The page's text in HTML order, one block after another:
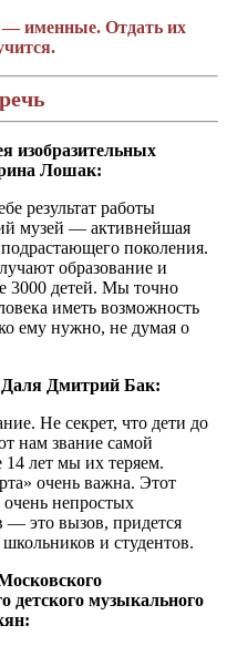
— именные. Отдать их
изобразительных
Лошак:
результат работы
музей — активнейшая
поколения.
образование и
3000 детей. Мы точно
иметь возможность
ему нужно, не думая о
Даля Дмитрий Бак:
Не секрет, что дети до
нам звание самой
лет мы их теряем.
очень важна. Этот
очень непростых
— это вызов, придется
и студентов.
детского музыкального